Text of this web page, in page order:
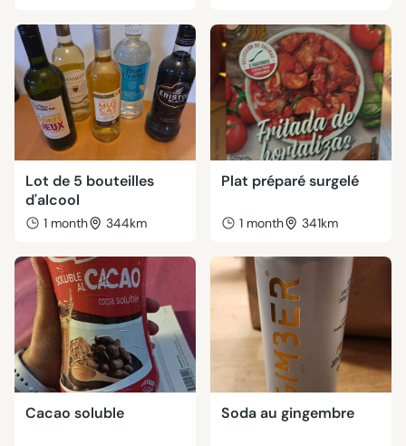
Lot de 5 bouteilles
d'alcool
1 month 344km
Plat préparé surgelé
1 month 341km
Cacao soluble Soda au gingembre